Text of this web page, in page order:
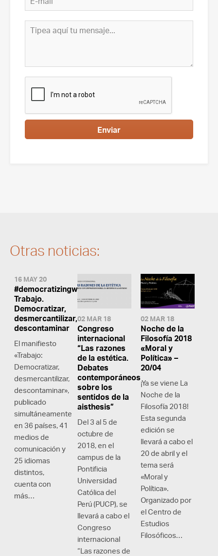
Enviar
Otras noticias:
16 MAY 20
#democratizingwork:
Trabajo.
Democratizar,
desmercantilizar,
descontaminar
El manifiesto
«Trabajo:
Democratizar,
desmercantilizar,
descontaminar»,
publicado
simultáneamente
en 36 países, 41
medios de
comunicación y
25 idiomas
distintos,
cuenta con
más…
02 MAR 18
Congreso
internacional
“Las razones
de la estética.
Debates
contemporáneos
sobre los
sentidos de la
aisthesis”
Del 3 al 5 de
octubre de
2018, en el
campus de la
Pontificia
Universidad
Católica del
Perú (PUCP), se
llevará a cabo el
Congreso
internacional
“Las razones de
02 MAR 18
Noche de la
Filosofía 2018
«Moral y
Política» –
20/04
¡Ya se viene La
Noche de la
Filosofía 2018!
Esta segunda
edición se
llevará a cabo el
20 de abril y el
tema será
«Moral y
Política».
Organizado por
el Centro de
Estudios
Filosóficos…